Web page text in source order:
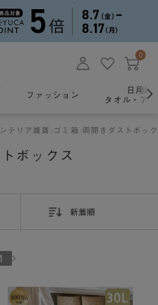
0
ファッション
日用雑
タオル・ア
テリア雑貨 ゴミ箱 両開きダストボッ
ボックス
1
新着順